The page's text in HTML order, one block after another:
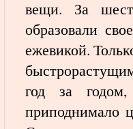
вещи. За
образовали
ежевикой.
год за
приподнимало